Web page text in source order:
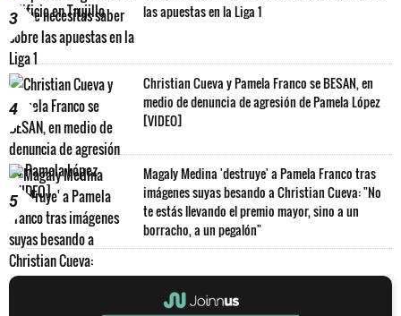
3
las apuestas en la Liga 1
4
Christian Cueva y Pamela Franco se BESAN, en
medio de denuncia de agresión de Pamela López
[VIDEO]
5
Magaly Medina 'destruye' a Pamela Franco tras
imágenes suyas besando a Christian Cueva: "No
te estás llevando el premio mayor, sino a un
borracho, a un pegalón"